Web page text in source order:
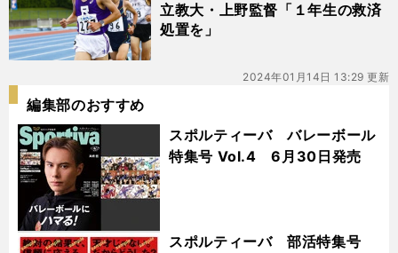
立教大・上野監督「１年生の救済
処置を」
2024年01月14日 13:29 更新
編集部のおすすめ
スポルティーバ バレーボール
特集号 Vol.4 6月30日発売
スポルティーバ 部活特集号